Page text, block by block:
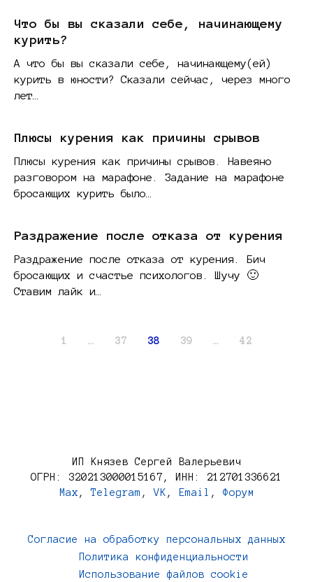
Что бы вы сказали себе, начинающему
курить?
А что бы вы сказали себе, начинающему(ей)
курить в юности? Сказали сейчас, через много
лет…
Плюсы курения как причины срывов
Плюсы курения как причины срывов. Навеяно
разговором на марафоне. Задание на марафоне
бросающих курить было…
Раздражение после отказа от курения
Раздражение после отказа от курения. Бич
бросающих и счастье психологов. Шучу 🙂
Ставим лайк и…
1 … 37 38 39 … 42
ИП Князев Сергей Валерьевич
ОГРН: 320213000015167, ИНН: 212701336621
Max ,Telegram ,VK , Email , Форум
Согласие на обработку персональных данных
Политика конфиденциальности
Использование файлов cookie